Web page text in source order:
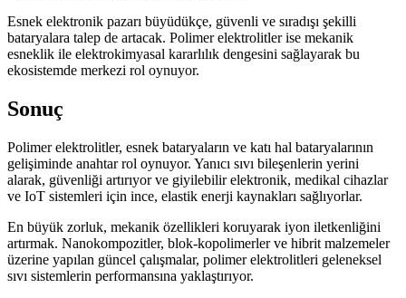
Esnek elektronik pazarı büyüdükçe, güvenli ve sıradışı şekilli
bataryalara talep de artacak. Polimer elektrolitler ise mekanik
esneklik ile elektrokimyasal kararlılık dengesini sağlayarak bu
ekosistemde merkezi rol oynuyor.
Sonuç
Polimer elektrolitler, esnek bataryaların ve katı hal bataryalarının
gelişiminde anahtar rol oynuyor. Yanıcı sıvı bileşenlerin yerini
alarak, güvenliği artırıyor ve giyilebilir elektronik, medikal cihazlar
ve IoT sistemleri için ince, elastik enerji kaynakları sağlıyorlar.
En büyük zorluk, mekanik özellikleri koruyarak iyon iletkenliğini
artırmak. Nanokompozitler, blok-kopolimerler ve hibrit malzemeler
üzerine yapılan güncel çalışmalar, polimer elektrolitleri geleneksel
sıvı sistemlerin performansına yaklaştırıyor.